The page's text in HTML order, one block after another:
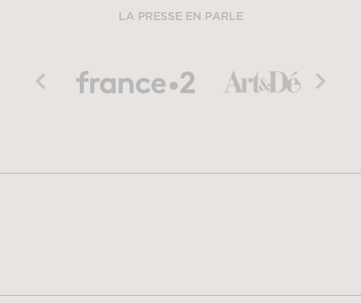
LA PRESSE EN PARLE